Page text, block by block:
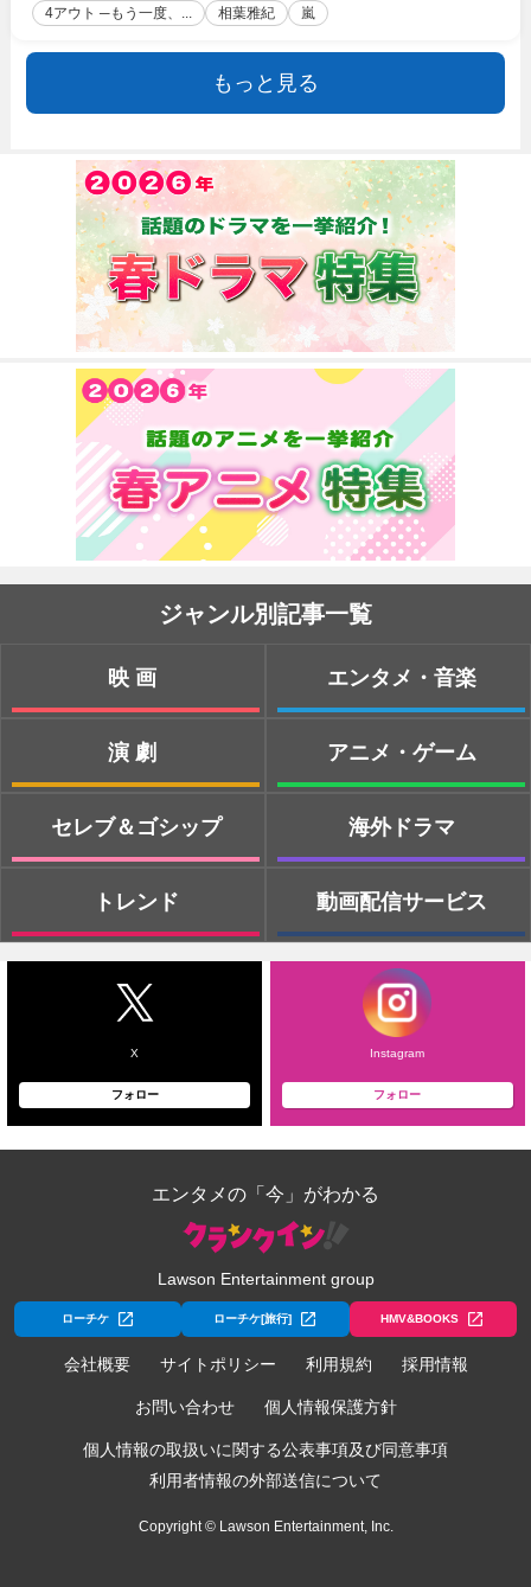
4アウト ─もう一度、... 相葉雅紀 嵐
もっと見る
ジャンル別記事一覧
映画
演劇
セレブ＆ゴシップ
トレンド
エンタメ・音楽
アニメ・ゲーム
海外ドラマ
動画配信サービス
X
フォロー
Instagram
フォロー
エンタメの「今」がわかる
Lawson Entertainment group
ローチケ ローチケ[旅行] HMV&BOOKS
会社概要 サイトポリシー 利用規約 採用情報
お問い合わせ 個人情報保護方針
個人情報の取扱いに関する公表事項及び同意事項
利用者情報の外部送信について
Copyright © Lawson Entertainment, Inc.